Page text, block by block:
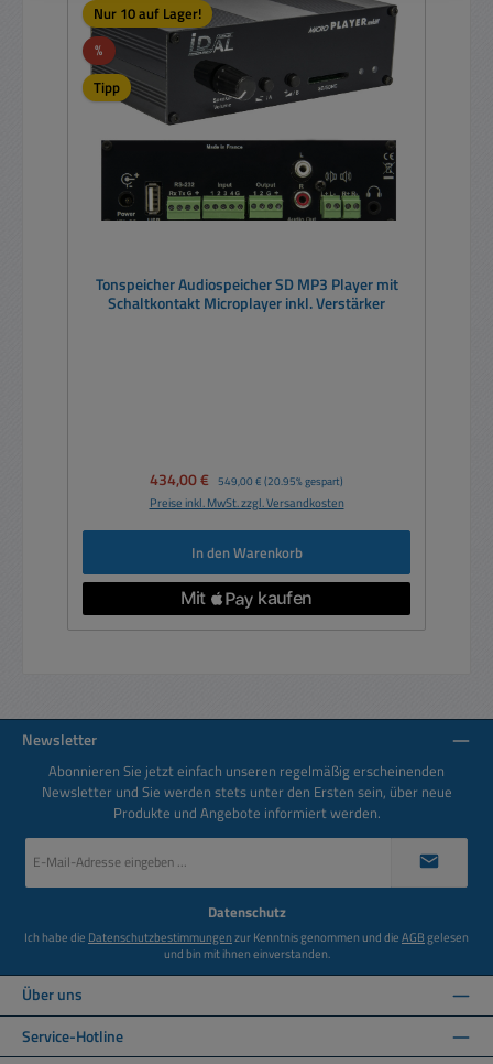
Nur 10 auf Lager!
%Rabatt
Tipp
Tonspeicher Audiospeicher SD MP3 Player mit
Schaltkontakt Microplayer inkl. Verstärker
Verkaufspreis:
434,00 € Regulärer Preis:
549,00 € (20.95% gespart)
Preise inkl. MwSt. zzgl. Versandkosten
In den Warenkorb
Newsletter
Abonnieren Sie jetzt einfach unseren regelmäßig erscheinenden
Newsletter und Sie werden stets unter den Ersten sein, über neue
Produkte und Angebote informiert werden.
Mail-
Datenschutz
Ich habe die Datenschutzbestimmungenzur Kenntnis genommen und dieAGBgelesen
und bin mit ihnen einverstanden.
Über uns
Service-Hotline